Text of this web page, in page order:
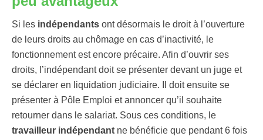
Si les indépendants ont désormais le droit à l’ouverture
de leurs droits au chômage en cas d’inactivité, le
fonctionnement est encore précaire. Afin d’ouvrir ses
droits, l’indépendant doit se présenter devant un juge et
se déclarer en liquidation judiciaire. Il doit ensuite se
présenter à Pôle Emploi et annoncer qu’il souhaite
retourner dans le salariat. Sous ces conditions, le
travailleur indépendant ne bénéficie que pendant 6 fois